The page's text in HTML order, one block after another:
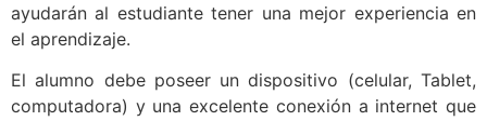
ayudarán al estudiante tener una mejor experiencia en
el aprendizaje.
El alumno debe poseer un dispositivo (celular, Tablet,
computadora) y una excelente conexión a internet que